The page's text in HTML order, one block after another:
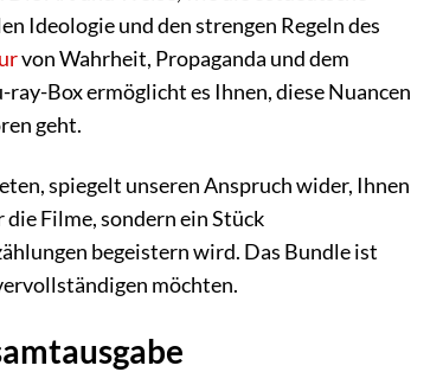
Ideologie und den strengen Regeln des
von Wahrheit, Propaganda und dem
Box ermöglicht es Ihnen, diese Nuancen
geht.
spiegelt unseren Anspruch wider, Ihnen
Filme, sondern ein Stück
begeistern wird. Das Bundle ist
möchten.